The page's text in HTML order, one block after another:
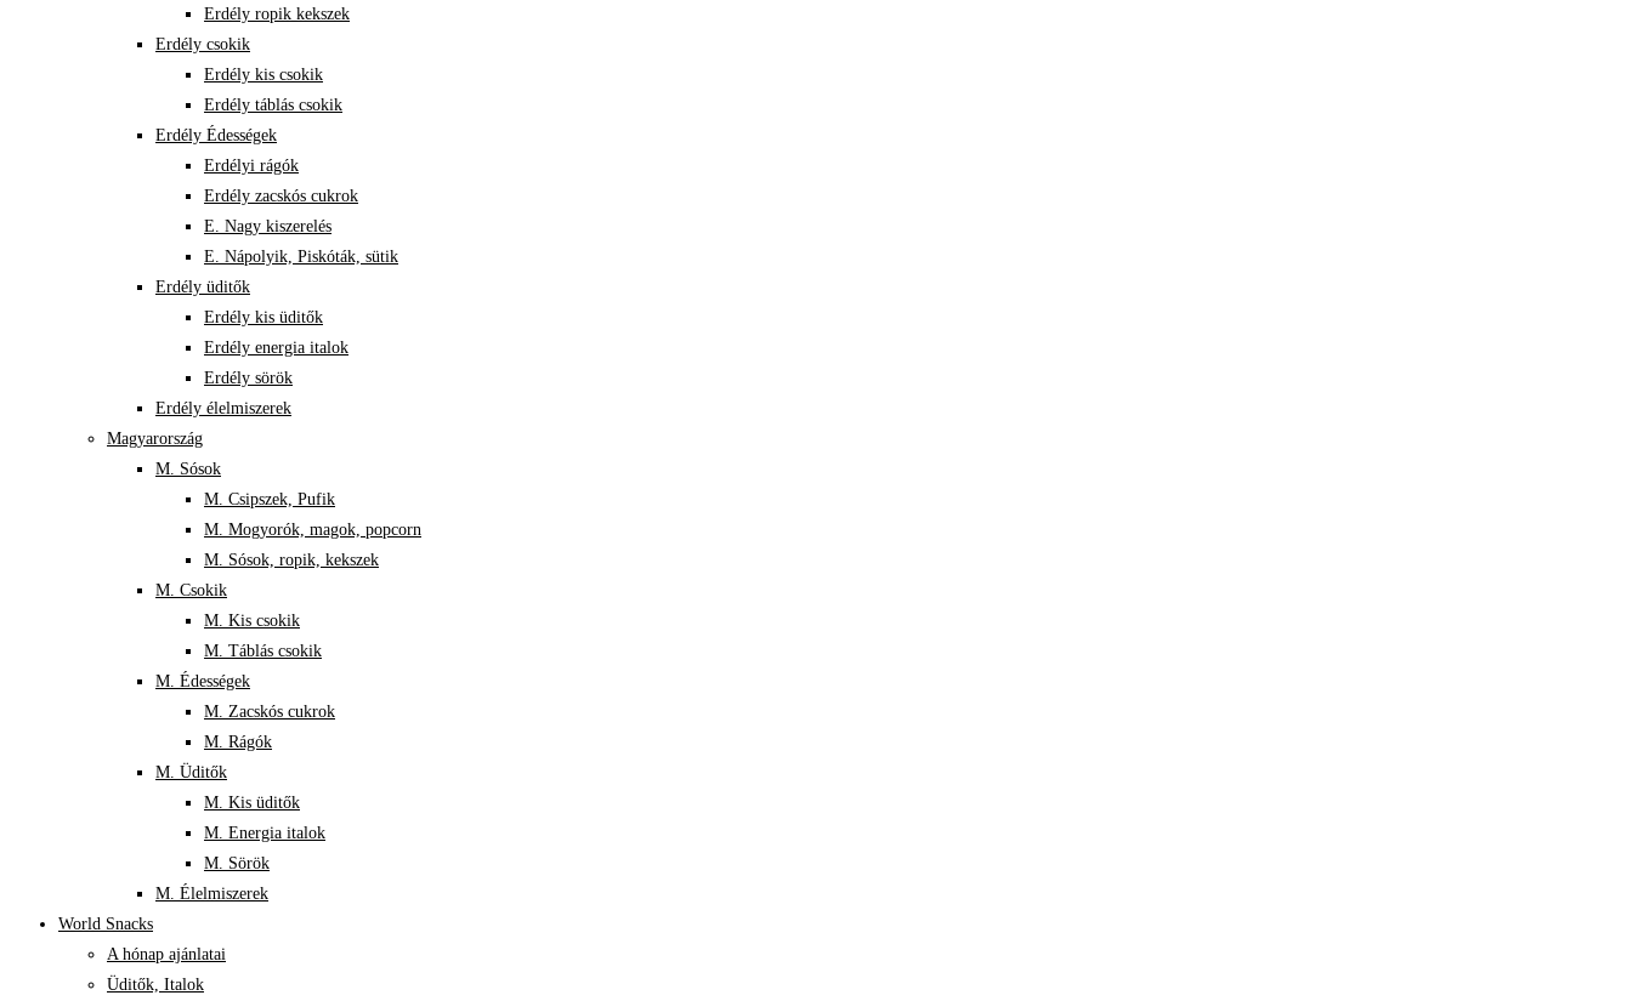
Erdély ropik kekszek
Erdély csokik
Erdély kis csokik
Erdély táblás csokik
Erdély Édességek
Erdélyi rágók
Erdély zacskós cukrok
E. Nagy kiszerelés
E. Nápolyik, Piskóták, sütik
Erdély üditők
Erdély kis üditők
Erdély energia italok
Erdély sörök
Erdély élelmiszerek
Magyarország
M. Sósok
M. Csipszek, Pufik
M. Mogyorók, magok, popcorn
M. Sósok, ropik, kekszek
M. Csokik
M. Kis csokik
M. Táblás csokik
M. Édességek
M. Zacskós cukrok
M. Rágók
M. Üditők
M. Kis üditők
M. Energia italok
M. Sörök
M. Élelmiszerek
World Snacks
A hónap ajánlatai
Üditők, Italok